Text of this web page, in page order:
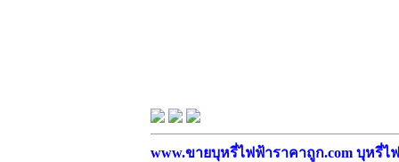
www.ขายบุหรี่ไฟฟ้าราคาถูก.com บุหรี่ไ